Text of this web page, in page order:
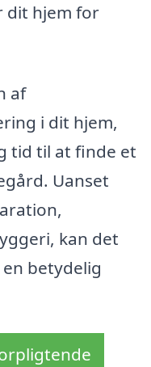
dit hjem for
af
i dit hjem,
tid til at finde et
Uanset
kan det
betydelig